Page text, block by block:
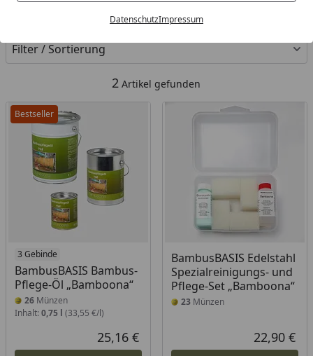
DatenschutzImpressum
Filter / Sortierung
2 Artikel gefunden
Bestseller
3 Gebinde
BambusBASIS Bambus-
Pflege-Öl „Bamboona“
26 Münzen
Inhalt: 0,75 l (33,55 €/l)
Aktueller Preis
25,16 €
BambusBASIS Edelstahl
Spezialreinigungs- und
Pflege-Set „Bamboona“
23Münzen
22,90 €